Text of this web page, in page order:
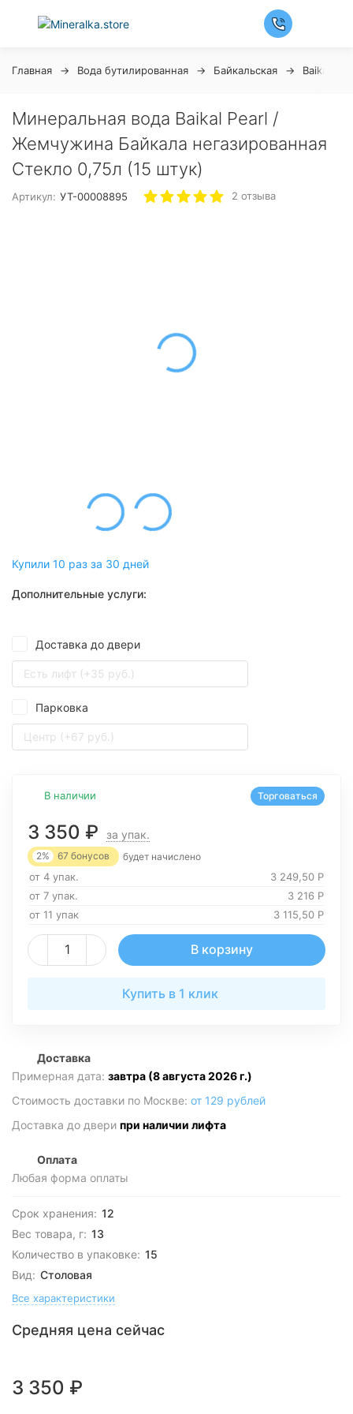
Главная Вода бутилированная Байкальская Baikal
Минеральная вода Baikal Pearl /
Жемчужина Байкала негазированная
Стекло 0,75л (15 штук)
Артикул: УТ-00008895 2 отзыва
Купили 10 раз за 30 дней
Дополнительные услуги:
Доставка до двери
Есть лифт (+35 руб.)
Парковка
Центр (+67 руб.)
В наличии
3 350 ₽ за упак.
2% 67 бонусов будет начислено
от 4 упак. 3 249,50 Р
от 7 упак.
3 216 Р
от 11 упак
3 115,50 Р
В корзину
Купить в 1 клик
Торговаться
Доставка
Примерная дата: завтра (8 августа 2026 г.)
Стоимость доставки по Москве: от 129 рублей
Доставка до двери при наличии лифта
Оплата
Любая форма оплаты
Срок хранения: 12
Вес товара, г: 13
Количество в упаковке: 15
Вид: Столовая
Все характеристики
Средняя цена сейчас
3 350 ₽